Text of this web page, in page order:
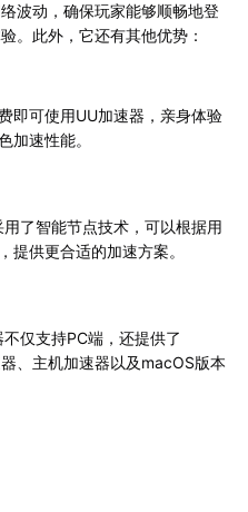
波动，确保玩家能够顺畅地登
。此外，它还有其他优势：
即可使用UU加速器，亲身体验
加速性能。
用了智能节点技术，可以根据用
提供更合适的加速方案。
不仅支持PC端，还提供了
、主机加速器以及macOS版本